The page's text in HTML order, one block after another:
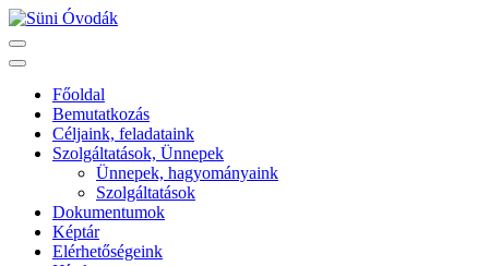
Skip
to
content
Enter)
Főoldal
Bemutatkozás
Céljaink, feladataink
Szolgáltatások, Ünnepek
Ünnepek, hagyományaink
Szolgáltatások
Dokumentumok
Képtár
Elérhetőségeink